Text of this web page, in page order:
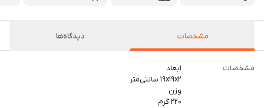
مشخصات دیدگاه‌ها
مشخصات
ابعاد
۱۹x۱۹x۲ سانتی‌متر
وزن
۲۲۰ گرم